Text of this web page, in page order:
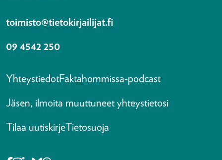
toimisto@tietokirjailijat.fi
09 4542 250
YhteystiedotFaktahommissa-podcast
Jäsen, ilmoita muuttuneet yhteystietosi
Tilaa uutiskirjeTietosuoja